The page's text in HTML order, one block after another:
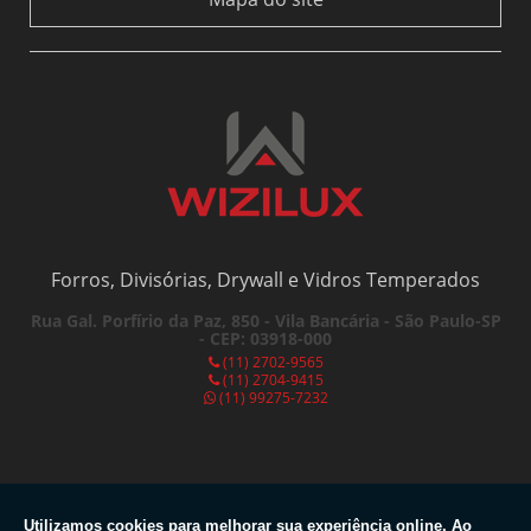
BOX PARA BANHEIRO DE PVC: A SOLUÇÃO IDEAL PARA MODERNIZAR SEU
ESPAÇO
BOX PARA BANHEIRO PREÇO ACESSÍVEL
BOX PARA BANHEIRO PREÇO: DESCUBRA COMO ESCOLHER O MELHOR
BOX PARA BANHEIRO SANFONADO: A SOLUÇÃO PERFEITA PARA ESPAÇOS
BOX PARA BANHEIRO SANFONADO: PRATICIDADE E ELEGÂNCIA NO SEU
COMO COMPRAR PERSIANA ROLO COM QUALIDADE
Forros, Divisórias, Drywall e Vidros Temperados
Rua Gal. Porfírio da Paz, 850 - Vila Bancária - São Paulo-SP
- CEP: 03918-000
(11) 2702-9565
(11) 2704-9415
(11) 99275-7232
Utilizamos cookies para melhorar sua experiência online. Ao